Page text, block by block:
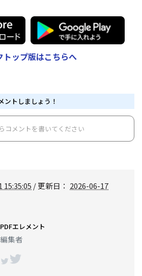
トップ版はこちらへ
ントしましょう！
コメントを書いてください
15:35:05 / 更新日： 2026-06-17
PDFエレメント
編集者